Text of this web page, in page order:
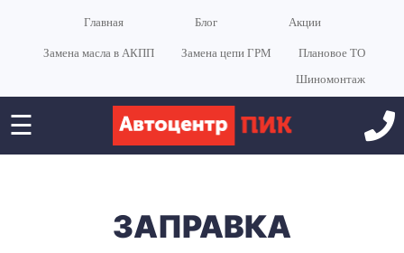
Главная Блог Акции
Замена масла в АКПП Замена цепи ГРМ
Плановое ТО
Шиномонтаж
☰
ЗАПРАВКА